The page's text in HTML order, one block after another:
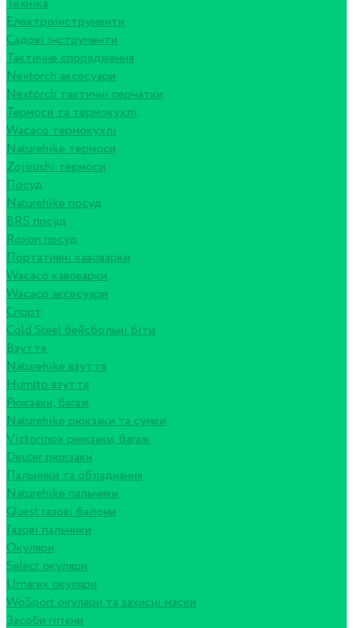
Техніка
Електроінструменти
Садові інструменти
Тактичне спорядження
Nextorch аксесуари
Nextorch тактичні перчатки
Термоси та термокухлі
Wacaco термокухлі
Naturehike термоси
Zojirushi термоси
Посуд
Naturehike посуд
BRS посуд
Roxon посуд
Портативні кавоварки
Wacaco кавоварки
Wacaco аксесуари
Спорт
Cold Steel бейсбольні біти
Взуття
Naturehike взуття
Humtto взуття
Рюкзаки, багаж
Naturehike рюкзаки та сумки
Victorinox рюкзаки, багаж
Deuter рюкзаки
Пальники та обладнання
Naturehike пальники
Quest газові балони
Газові пальники
Окуляри
Select окуляри
Umarex окуляри
WoSport окуляри та захисні маски
Засоби гігієни